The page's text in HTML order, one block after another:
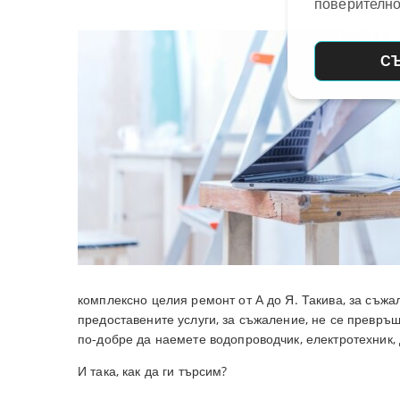
комплексно целия ремонт от А до Я. Такива, за
предоставените услуги, за съжаление, не се
по-добре да наемете водопроводчик,
И така, как да ги търсим?